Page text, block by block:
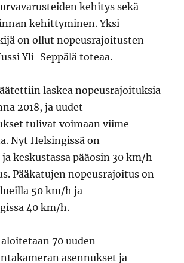
kehitys sekä
kehittyminen. Yksi
on ollut nopeusrajoitusten
Yli-Seppälä toteaa.
laskea nopeusrajoituksia
2018, ja uudet
tulivat voimaan viime
Nyt Helsingissä on
keskustassa pääosin 30 km/h
Pääkatujen nopeusrajoitus on
50 km/h ja
40 km/h.
70 uuden
asennukset ja